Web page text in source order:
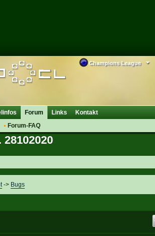
Champions League
Forum
Forum-FAQ
Links Kontakt
-> Bugs